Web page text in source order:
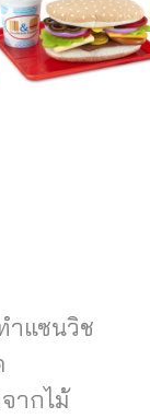
ำแซนวิช
ากไม้